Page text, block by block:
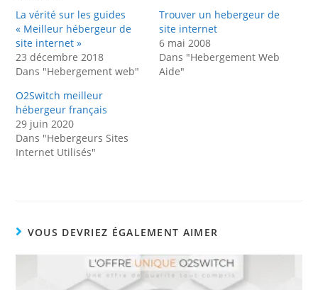
La vérité sur les guides
« Meilleur hébergeur de
site internet »
23 décembre 2018
Dans "Hebergement web"
Trouver un hebergeur de
site internet
6 mai 2008
Dans "Hebergement Web
Aide"
O2Switch meilleur
hébergeur français
29 juin 2020
Dans "Hebergeurs Sites
Internet Utilisés"
VOUS DEVRIEZ ÉGALEMENT AIMER